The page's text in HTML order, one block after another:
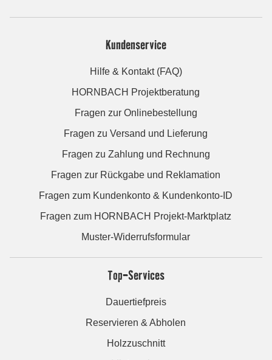
Kundenservice
Hilfe & Kontakt (FAQ)
HORNBACH Projektberatung
Fragen zur Onlinebestellung
Fragen zu Versand und Lieferung
Fragen zu Zahlung und Rechnung
Fragen zur Rückgabe und Reklamation
Fragen zum Kundenkonto & Kundenkonto-ID
Fragen zum HORNBACH Projekt-Marktplatz
Muster-Widerrufsformular
Top-Services
Dauertiefpreis
Reservieren & Abholen
Holzzuschnitt